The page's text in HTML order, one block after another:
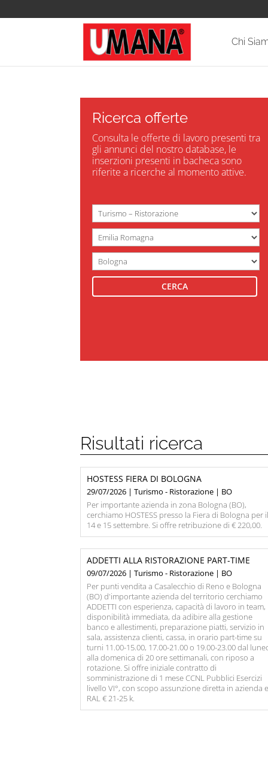
Chi
Ricerca offerte
Consulta le offerte di lavoro presenti tra
gli annunci del nostro database, le
inserzioni presenti in bacheca sono
riferite a ricerche al momento attive.
Risultati ricerca
HOSTESS FIERA DI BOLOGNA
29/07/2026 | Turismo - Ristorazione | BO
Per importante azienda in zona Bologna (BO),
cerchiamo HOSTESS presso la Fiera di Bologna per
14 e 15 settembre. Si offre retribuzione di € 220,00.
ADDETTI ALLA RISTORAZIONE PART-TIME
09/07/2026 | Turismo - Ristorazione | BO
Per punti vendita a Casalecchio di Reno e Bologna
(BO) d'importante azienda del territorio cerchiamo
ADDETTI con esperienza, capacità di lavoro in team,
disponibilità immediata, da adibire alla gestione
banco e allestimenti, preparazione piatti, servizio in
sala, assistenza clienti, cassa, in orario part-time su
turni 11.00-15.00, 17.00-21.00 o 19.00-23.00 dal
alla domenica di 20 ore settimanali, con riposo a
rotazione. Si offre iniziale contratto di
somministrazione di 1 mese CCNL Pubblici Esercizi
livello VI°, con scopo assunzione diretta in azienda
RAL € 21-25 k.